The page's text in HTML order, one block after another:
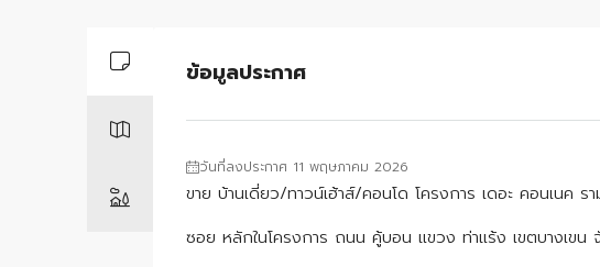
ข้อมูลประกาศ
วันที่ลงประกาศ 11 พฤษภาคม 2026
ขาย บ้านเดี่ยว/ทาวน์เฮ้าส์/คอนโด โครงการ เดอะ คอนเนค ร
ซอย หลักในโครงการ ถนน คู้บอน แขวง ท่าแร้ง เขตบางเขน